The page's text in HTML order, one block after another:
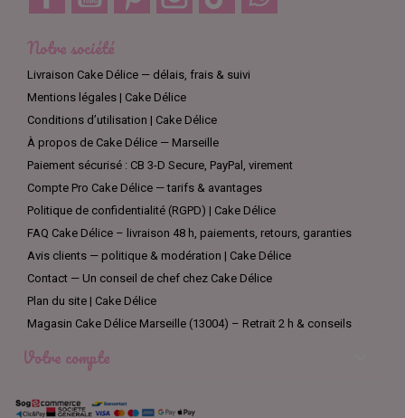
Notre société
Livraison Cake Délice — délais, frais & suivi
Mentions légales | Cake Délice
Conditions d’utilisation | Cake Délice
À propos de Cake Délice — Marseille
Paiement sécurisé : CB 3-D Secure, PayPal, virement
Compte Pro Cake Délice — tarifs & avantages
Politique de confidentialité (RGPD) | Cake Délice
FAQ Cake Délice – livraison 48 h, paiements, retours, garanties
Avis clients — politique & modération | Cake Délice
Contact — Un conseil de chef chez Cake Délice
Plan du site | Cake Délice
Magasin Cake Délice Marseille (13004) – Retrait 2 h & conseils
Votre compte